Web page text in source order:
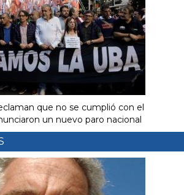
que no se cumplió con el
un nuevo paro nacional